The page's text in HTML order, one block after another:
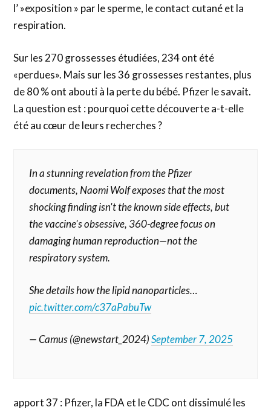
l’ »exposition » par le sperme, le contact cutané et la
respiration.
Sur les 270 grossesses étudiées, 234 ont été
«perdues». Mais sur les 36 grossesses restantes, plus
de 80 % ont abouti à la perte du bébé. Pfizer le savait.
La question est : pourquoi cette découverte a-t-elle
été au cœur de leurs recherches ?
In a stunning revelation from the Pfizer
documents, Naomi Wolf exposes that the most
shocking finding isn't the known side effects, but
the vaccine's obsessive, 360-degree focus on
damaging human reproduction—not the
respiratory system.
She details how the lipid nanoparticles…
pic.twitter.com/c37aPabuTw
— Camus (@newstart_2024)September 7, 2025
apport 37 : Pfizer, la FDA et le CDC ont dissimulé les